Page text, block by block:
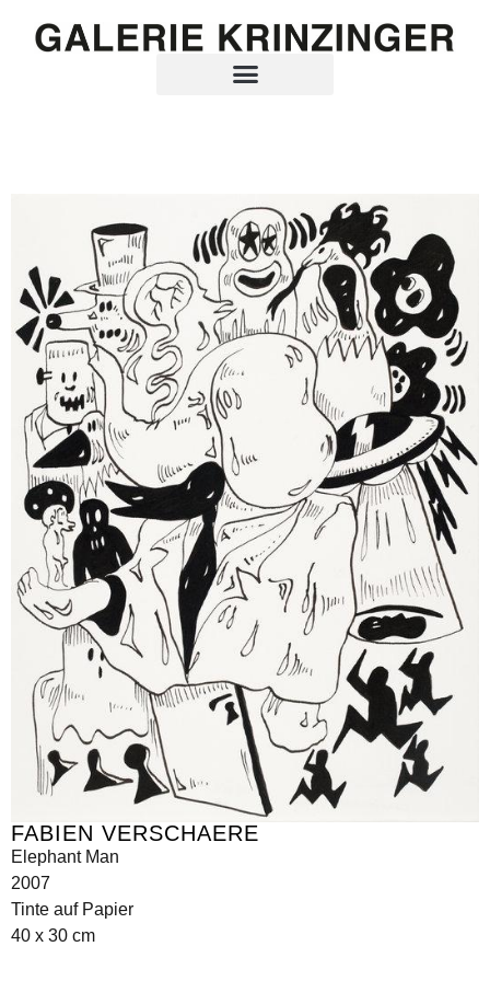
FABIEN VERSCHAERE
Elephant Man
2007
Tinte auf Papier
40 x 30 cm